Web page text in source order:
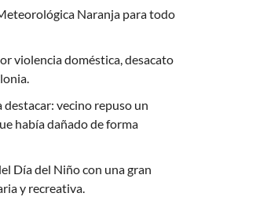
Naranja para todo
violencia doméstica, desacato
destacar: vecino repuso un
había dañado de forma
Día del Niño con una gran
y recreativa.